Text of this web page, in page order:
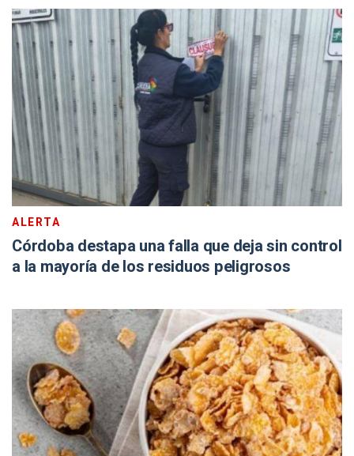
ALERTA
Córdoba destapa una falla que deja sin control
a la mayoría de los residuos peligrosos